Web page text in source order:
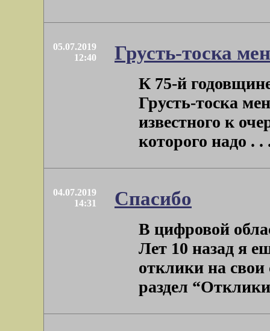
05.07.2019
12:40
Грусть-тоска
К 75-й
Грусть-тоска
известного к
которого надо . .
04.07.2019
14:31
Спасибо
В цифровой
Лет 10 назад я
отклики на свои
раздел